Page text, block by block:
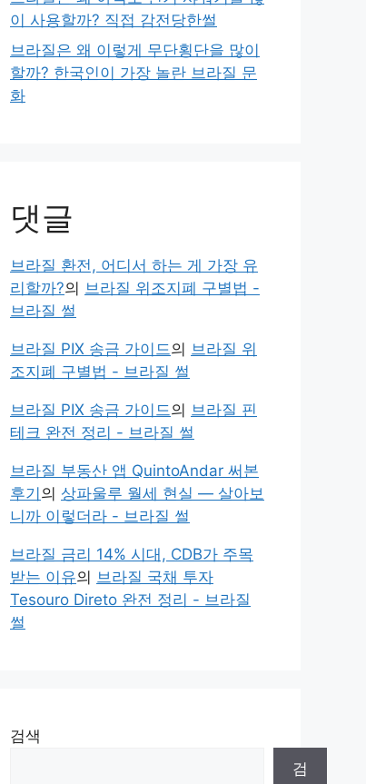
이 사용할까? 직접 감전당한썰
브라질은 왜 이렇게 무단횡단을 많이
할까? 한국인이 가장 놀란 브라질 문
화
댓글
브라질 환전, 어디서 하는 게 가장 유
리할까?의 브라질 위조지폐 구별법 -
브라질 썰
브라질 PIX 송금 가이드의 브라질 위
조지폐 구별법 - 브라질 썰
브라질 PIX 송금 가이드의 브라질 핀
테크 완전 정리 - 브라질 썰
브라질 부동산 앱 QuintoAndar 써본
후기 의 상파울루 월세 현실 — 살아보
니까 이렇더라 - 브라질 썰
브라질 금리 14% 시대, CDB가 주목
받는 이유의 브라질 국채 투자
Tesouro Direto 완전 정리 - 브라질
썰
검색
검